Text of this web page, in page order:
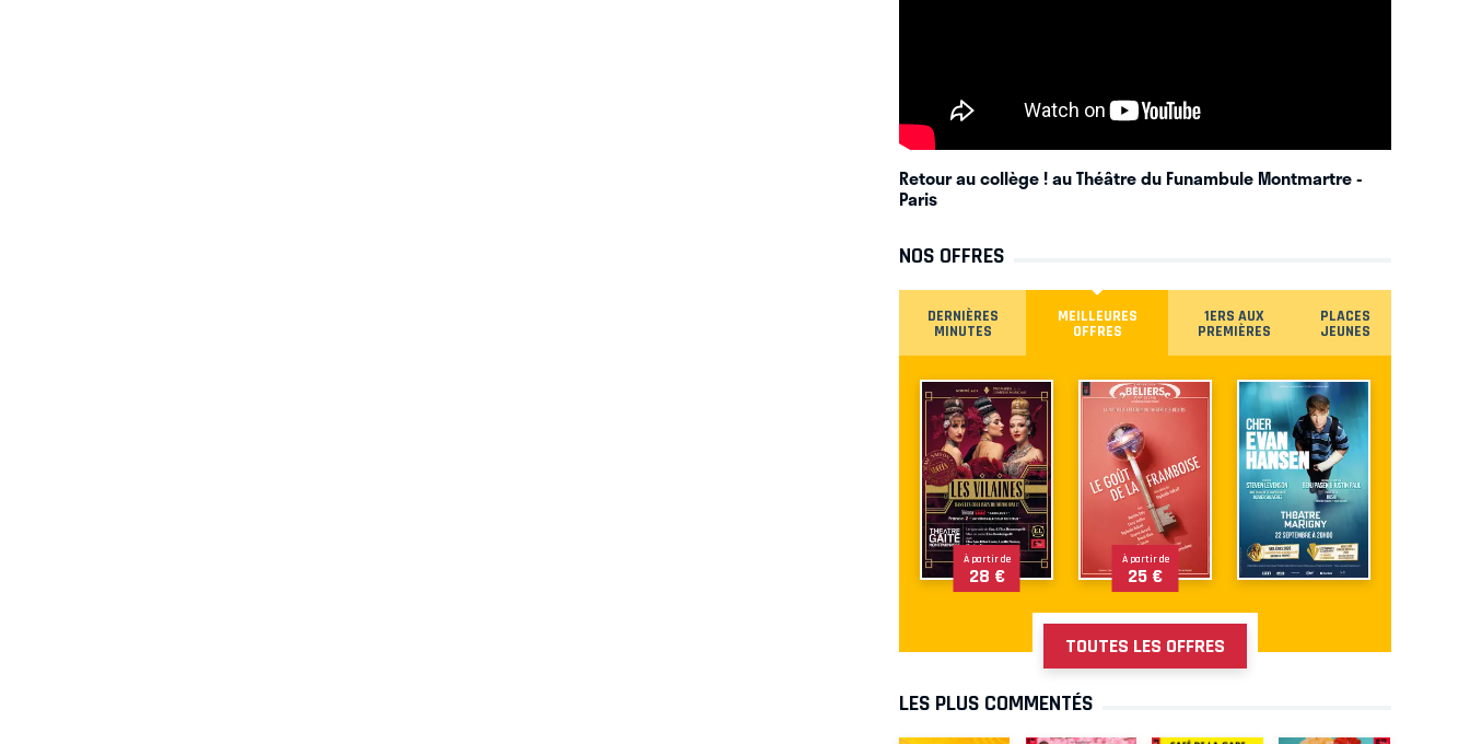
Retour au collège ! au Théâtre du Funambule Montmartre-
Paris
NOS OFFRES
DERNIÈRES
MINUTES
MEILLEURES
OFFRES
1ERS AUX
PREMIÈRES
PLACES
JEUNES
À partir de
28 €
À partir de
25 €
TOUTES LES OFFRES
LES PLUS COMMENTÉS